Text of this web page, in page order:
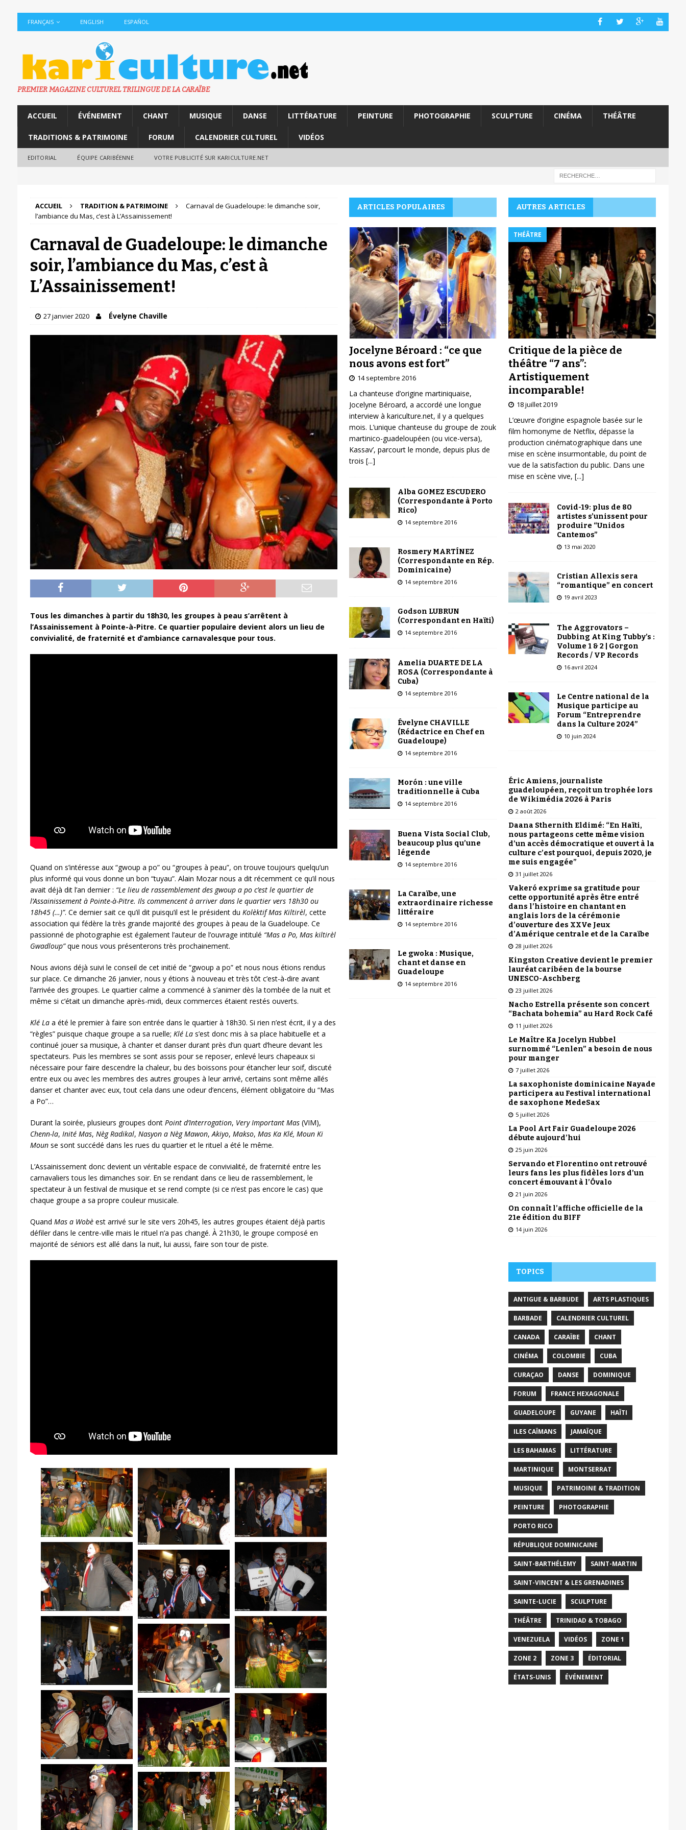
FRANÇAIS ENGLISH ESPAÑOL
PREMIER MAGAZINE CULTUREL TRILINGUE DE LA CARAÏBE
ACCUEIL ÉVÉNEMENT CHANT MUSIQUE DANSE LITTÉRATURE PEINTURE PHOTOGRAPHIE SCULPTURE CINÉMA THÉÂTRE
TRADITIONS & PATRIMOINE FORUM CALENDRIER CULTUREL VIDÉOS
EDITORIAL ÉQUIPE CARIBÉENNE VOTRE PUBLICITÉ SUR KARICULTURE.NET
ACCUEIL TRADITION & PATRIMOINE
Carnaval de Guadeloupe: le dimanche soir,
l’ambiance du Mas, c’est à L’Assainissement!
Carnaval de Guadeloupe: le dimanche
soir, l’ambiance du Mas, c’est à
L’Assainissement!
27 janvier 2020 Évelyne Chaville
Tous les dimanches à partir du 18h30, les groupes à peau s’arrêtent à
l’Assainissement à Pointe-à-Pitre. Ce quartier populaire devient alors un lieu de
convivialité, de fraternité et d’ambiance carnavalesque pour tous.
Quand on s’intéresse aux “gwoup a po” ou “groupes à peau”, on trouve toujours quelqu’un
plus informé qui vous donne un bon “tuyau”. Alain Mozar nous a dit récemment ce qu’il nous
avait déjà dit l’an dernier : “Le lieu de rassemblement des gwoup a po c’est le quartier de
l’Assainissement à Pointe-à-Pitre. Ils commencent à arriver dans le quartier vers 18h30 ou
18h45 (…)”. Ce dernier sait ce qu’il dit puisqu’il est le président du Kolèktif Mas Kiltirèl, cette
association qui fédère la très grande majorité des groupes à peau de la Guadeloupe. Ce
passionné de photographie est également l’auteur de l’ouvrage intitulé “Mas a Po, Mas kiltirèl
Gwadloup”que nous vous présenterons très prochainement.
Nous avions déjà suivi le conseil de cet initié de “gwoup a po” et nous nous étions rendus
sur place. Ce dimanche 26 janvier, nous y étions à nouveau et très tôt c’est-à-dire avant
l’arrivée des groupes. Le quartier calme a commencé à s’animer dès la tombée de la nuit et
même si c’était un dimanche après-midi, deux commerces étaient restés ouverts.
Klé Laa été le premier à faire son entrée dans le quartier à 18h30. Si rien n’est écrit, il y a des
“règles” puisque chaque groupe a sa ruelle; Klé Las’est donc mis à sa place habituelle et a
continué jouer sa musique, à chanter et danser durant près d’un quart d’heure devant les
spectateurs. Puis les membres se sont assis pour se reposer, enlevé leurs chapeaux si
nécessaire pour faire descendre la chaleur, bu des boissons pour étancher leur soif, discuté
entre eux ou avec les membres des autres groupes à leur arrivé, certains sont même allés
danser et chanter avec eux, tout cela dans une odeur d’encens, élément obligatoire du “Mas
a Po”…
Durant la soirée, plusieurs groupes dont Point d’Interrogation, Very Important Mas(VIM),
Chenn-la, Inité Mas, Nèg Radikal, Nasyon a Nèg Mawon,Akiyo, Makso, Mas Ka Klé, Moun Ki
Moun se sont succédé dans les rues du quartier et le rituel a été le même.
L’Assainissement donc devient un véritable espace de convivialité, de fraternité entre les
carnavaliers tous les dimanches soir. En se rendant dans ce lieu de rassemblement, le
spectateur à un festival de musique et se rend compte (si ce n’est pas encore le cas) que
chaque groupe a sa propre couleur musicale.
Quand Mas a Wobèest arrivé sur le site vers 20h45, les autres groupes étaient déjà partis
défiler dans le centre-ville mais le rituel n’a pas changé. À 21h30, le groupe composé en
majorité de séniors est allé dans la nuit, lui aussi, faire son tour de piste.
ARTICLES POPULAIRES
Jocelyne Béroard : “ce que
nous avons est fort”
14 septembre 2016
La chanteuse d’origine martiniquaise,
Jocelyne Béroard, a accordé une longue
interview à kariculture.net, il y a quelques
mois. L’unique chanteuse du groupe de zouk
martinico-guadeloupéen (ou vice-versa),
Kassav’, parcourt le monde, depuis plus de
trois [...]
Alba GOMEZ ESCUDERO
(Correspondante à Porto
Rico)
14 septembre 2016
Rosmery MARTÍNEZ
(Correspondante en Rép.
Dominicaine)
14 septembre 2016
Godson LUBRUN
(Correspondant en Haïti)
14 septembre 2016
Amelia DUARTE DE LA
ROSA (Correspondante à
Cuba)
14 septembre 2016
Évelyne CHAVILLE
(Rédactrice en Chef en
Guadeloupe)
14 septembre 2016
Morón : une ville
traditionnelle à Cuba
14 septembre 2016
Buena Vista Social Club,
beaucoup plus qu’une
légende
14 septembre 2016
La Caraïbe, une
extraordinaire richesse
littéraire
14 septembre 2016
Le gwoka : Musique,
chant et danse en
Guadeloupe
14 septembre 2016
AUTRES ARTICLES
THÉÂTRE
Critique de la pièce de
théâtre “7 ans”:
Artistiquement
incomparable!
18 juillet 2019
L’œuvre d’origine espagnole basée sur le
film homonyme de Netflix, dépasse la
production cinématographique dans une
mise en scène insurmontable, du point de
vue de la satisfaction du public. Dans une
mise en scène vive, [...]
Covid-19: plus de 80
artistes s’unissent pour
produire “Unidos
Cantemos”
13 mai 2020
Cristian Allexis sera
“romantique” en concert
19 avril 2023
The Aggrovators –
Dubbing At King Tubby’s :
Volume 1 & 2 | Gorgon
Records / VP Records
16 avril 2024
Le Centre national de la
Musique participe au
Forum “Entreprendre
dans la Culture 2024”
10 juin 2024
Éric Amiens, journaliste
guadeloupéen, reçoit un trophée lors
de Wikimédia 2026 à Paris
2 août 2026
Daana Sthernith Eldimé: “En Haïti,
nous partageons cette même vision
d’un accès démocratique et ouvert à la
culture c’est pourquoi, depuis 2020, je
me suis engagée”
31 juillet 2026
Vakeró exprime sa gratitude pour
cette opportunité après être entré
dans l’histoire en chantant en
anglais lors de la cérémonie
d’ouverture des XXVe Jeux
d’Amérique centrale et de la Caraïbe
28 juillet 2026
Kingston Creative devient le premier
lauréat caribéen de la bourse
UNESCO-Aschberg
23 juillet 2026
Nacho Estrella présente son concert
“Bachata bohemia” au Hard Rock Café
11 juillet 2026
Le Maître Ka Jocelyn Hubbel
surnommé “Lenlen” a besoin de nous
pour manger
7 juillet 2026
La saxophoniste dominicaine Nayade
participera au Festival international
de saxophone MedeSax
5 juillet 2026
La Pool Art Fair Guadeloupe 2026
débute aujourd’hui
25 juin 2026
Servando et Florentino ont retrouvé
leurs fans les plus fidèles lors d’un
concert émouvant à l’Óvalo
21 juin 2026
On connaît l’affiche officielle de la
21e édition du BIFF
14 juin 2026
TOPICS
ANTIGUE & BARBUDE ARTS PLASTIQUES
BARBADE CALENDRIER CULTUREL
CANADA CARAÏBE CHANT
CINÉMA COLOMBIE CUBA
CURAÇAO DANSE DOMINIQUE
FORUM FRANCE HEXAGONALE
GUADELOUPE GUYANE HAÏTI
ILES CAÏMANS JAMAÏQUE
LES BAHAMAS LITTÉRATURE
MARTINIQUE MONTSERRAT
MUSIQUE PATRIMOINE & TRADITION
PEINTURE PHOTOGRAPHIE
PORTO RICO
RÉPUBLIQUE DOMINICAINE
SAINT-BARTHÉLEMY SAINT-MARTIN
SAINT-VINCENT & LES GRENADINES
SAINTE-LUCIE SCULPTURE
THÉÂTRE TRINIDAD & TOBAGO
VENEZUELA VIDÉOS ZONE 1
ZONE 2 ZONE 3 ÉDITORIAL
ÉTATS-UNIS ÉVÉNEMENT